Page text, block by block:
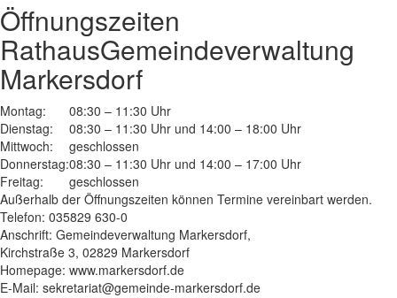
Öffnungszeiten
RathausGemeindeverwaltung
Markersdorf
Montag:
08:30 – 11:30 Uhr
Dienstag:
08:30 – 11:30 Uhr und 14:00 – 18:00 Uhr
Mittwoch:
geschlossen
Donnerstag:08:30 – 11:30 Uhr und 14:00 – 17:00 Uhr
Freitag:
geschlossen
Außerhalb der Öffnungszeiten können Termine vereinbart werden.
Telefon: 035829 630-0
Anschrift: Gemeindeverwaltung Markersdorf,
Kirchstraße 3, 02829 Markersdorf
Homepage: www.markersdorf.de
E-Mail: sekretariat@gemeinde-markersdorf.de